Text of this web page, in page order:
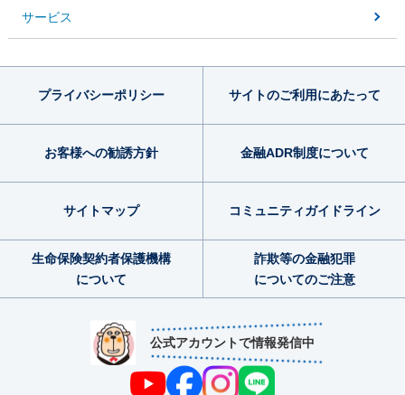
サービス
公式アカウントで情報発信中
プライバシーポリシー サイトのご利用にあたって
お客様への勧誘方針 金融ADR制度について
サイトマップ コミュニティガイドライン
生命保険契約者保護機構
について
詐欺等の金融犯罪
についてのご注意